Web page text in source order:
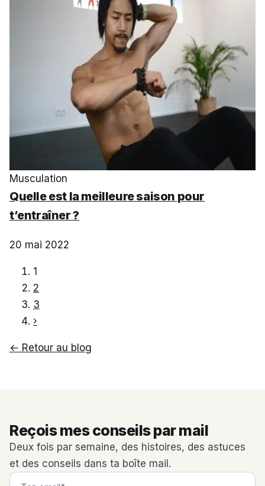
Musculation
Quelle est la meilleure saison pour
t’entraîner ?
20 mai 2022
1
2
3
›
← Retour au blog
Reçois mes conseils par mail
Deux fois par semaine, des histoires, des astuces
et des conseils dans ta boîte mail.